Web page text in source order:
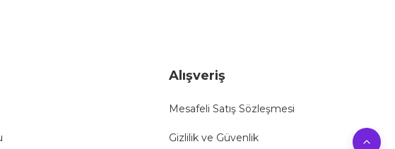
Alışveriş
Mesafeli Satış Sözleşmesi
Gizlilik ve Güvenlik